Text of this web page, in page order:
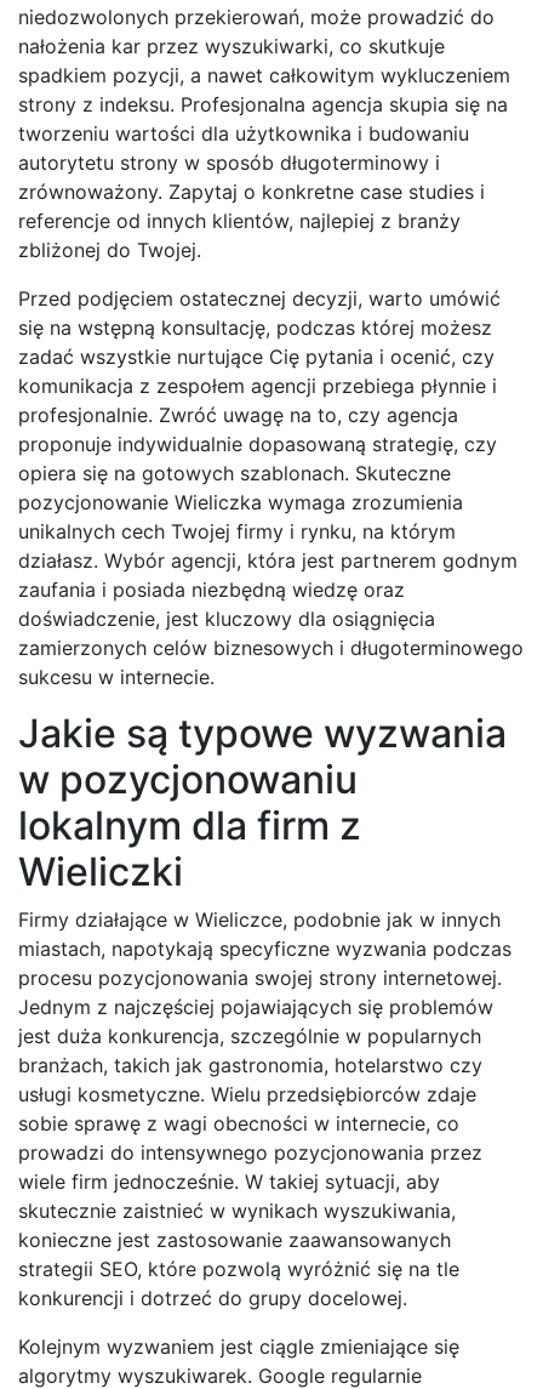
niedozwolonych przekierowań, może prowadzić do
nałożenia kar przez wyszukiwarki, co skutkuje
spadkiem pozycji, a nawet całkowitym wykluczeniem
strony z indeksu. Profesjonalna agencja skupia się na
tworzeniu wartości dla użytkownika i budowaniu
autorytetu strony w sposób długoterminowy i
zrównoważony. Zapytaj o konkretne case studies i
referencje od innych klientów, najlepiej z branży
zbliżonej do Twojej.
Przed podjęciem ostatecznej decyzji, warto umówić
się na wstępną konsultację, podczas której możesz
zadać wszystkie nurtujące Cię pytania i ocenić, czy
komunikacja z zespołem agencji przebiega płynnie i
profesjonalnie. Zwróć uwagę na to, czy agencja
proponuje indywidualnie dopasowaną strategię, czy
opiera się na gotowych szablonach. Skuteczne
pozycjonowanie Wieliczka wymaga zrozumienia
unikalnych cech Twojej firmy i rynku, na którym
działasz. Wybór agencji, która jest partnerem godnym
zaufania i posiada niezbędną wiedzę oraz
doświadczenie, jest kluczowy dla osiągnięcia
zamierzonych celów biznesowych i długoterminowego
sukcesu w internecie.
Jakie są typowe wyzwania
w pozycjonowaniu
lokalnym dla firm z
Wieliczki
Firmy działające w Wieliczce, podobnie jak w innych
miastach, napotykają specyficzne wyzwania podczas
procesu pozycjonowania swojej strony internetowej.
Jednym z najczęściej pojawiających się problemów
jest duża konkurencja, szczególnie w popularnych
branżach, takich jak gastronomia, hotelarstwo czy
usługi kosmetyczne. Wielu przedsiębiorców zdaje
sobie sprawę z wagi obecności w internecie, co
prowadzi do intensywnego pozycjonowania przez
wiele firm jednocześnie. W takiej sytuacji, aby
skutecznie zaistnieć w wynikach wyszukiwania,
konieczne jest zastosowanie zaawansowanych
strategii SEO, które pozwolą wyróżnić się na tle
konkurencji i dotrzeć do grupy docelowej.
Kolejnym wyzwaniem jest ciągle zmieniające się
algorytmy wyszukiwarek. Google regularnie